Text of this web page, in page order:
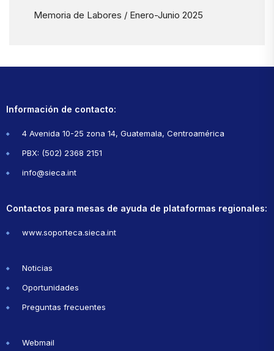
Memoria de Labores / Enero-Junio 2025
Información de contacto:
4 Avenida 10-25 zona 14, Guatemala, Centroamérica
PBX: (502) 2368 2151
info@sieca.int
Contactos para mesas de ayuda de plataformas regionales:
www.soporteca.sieca.int
Noticias
Oportunidades
Preguntas frecuentes
Webmail